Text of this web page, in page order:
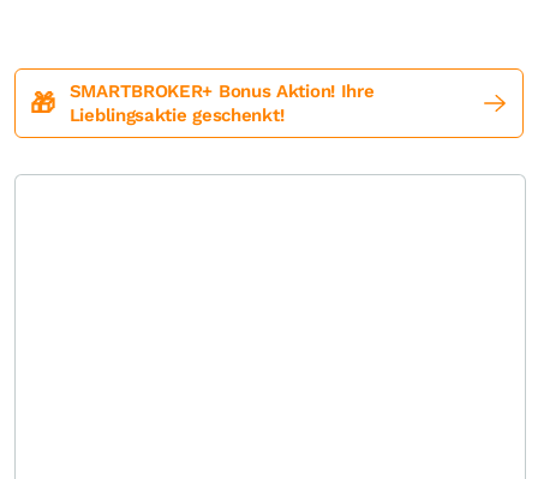
🎁
SMARTBROKER+ Bonus Aktion! Ihre
Lieblingsaktie geschenkt!